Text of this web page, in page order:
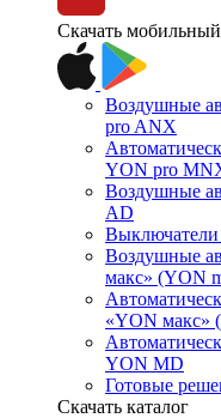
Скачать мобильный
Воздушные
pro ANX
YON pro
Воздушные
AD
Выключатели
Воздушные
макс» (YON
«YON макс»
YON MD
Готовые
Скачать каталог